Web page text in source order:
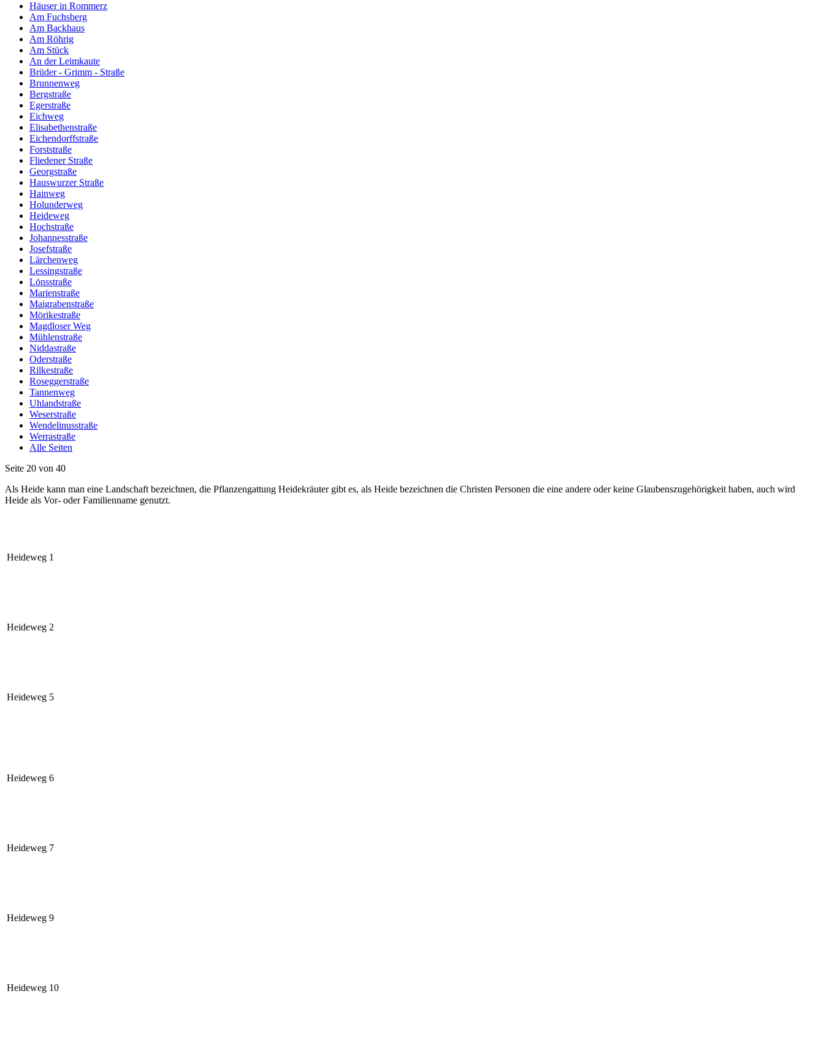
Häuser in Rommerz
Am Fuchsberg
Am Backhaus
Am Röhrig
Am Stück
An der Leimkaute
Brüder - Grimm - Straße
Brunnenweg
Bergstraße
Egerstraße
Eichweg
Elisabethenstraße
Eichendorffstraße
Forststraße
Fliedener Straße
Georgstraße
Hauswurzer Straße
Hainweg
Holunderweg
Heideweg
Hochstraße
Johannesstraße
Josefstraße
Lärchenweg
Lessingstraße
Lönsstraße
Marienstraße
Maigrabenstraße
Mörikestraße
Magdloser Weg
Mühlenstraße
Niddastraße
Oderstraße
Rilkestraße
Roseggerstraße
Tannenweg
Uhlandstraße
Weserstraße
Wendelinusstraße
Werrastraße
Alle Seiten
Seite 20 von 40
Als Heide kann man eine Landschaft bezeichnen, die Pflanzengattung Heidekräuter gibt es, als Heide bezeichnen die Christen Personen die eine andere oder keine Glaubenszugehörigkeit haben, auch wird
Heide als Vor- oder Familienname genutzt.
Heideweg 1
Heideweg 2
Heideweg 5
Heideweg 6
Heideweg 7
Heideweg 9
Heideweg 10